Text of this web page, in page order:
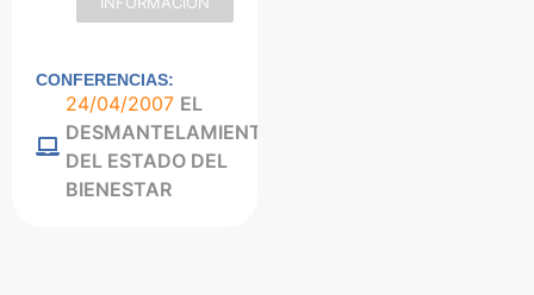
CONFERENCIAS:
24/04/2007 EL
DESMANTELAMIENTO
DEL ESTADO DEL
BIENESTAR